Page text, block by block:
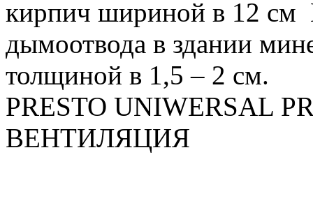
кирпич шириной в 12 см
дымоотвода в здании
толщиной в 1,5 – 2 см.
PRESTO UNIWERSAL
ВЕНТИЛЯЦИЯ